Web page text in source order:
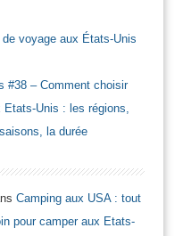
voyage aux États-Unis
#38 – Comment choisir
Unis : les régions,
la durée
Camping aux USA : tout
pour camper aux Etats-